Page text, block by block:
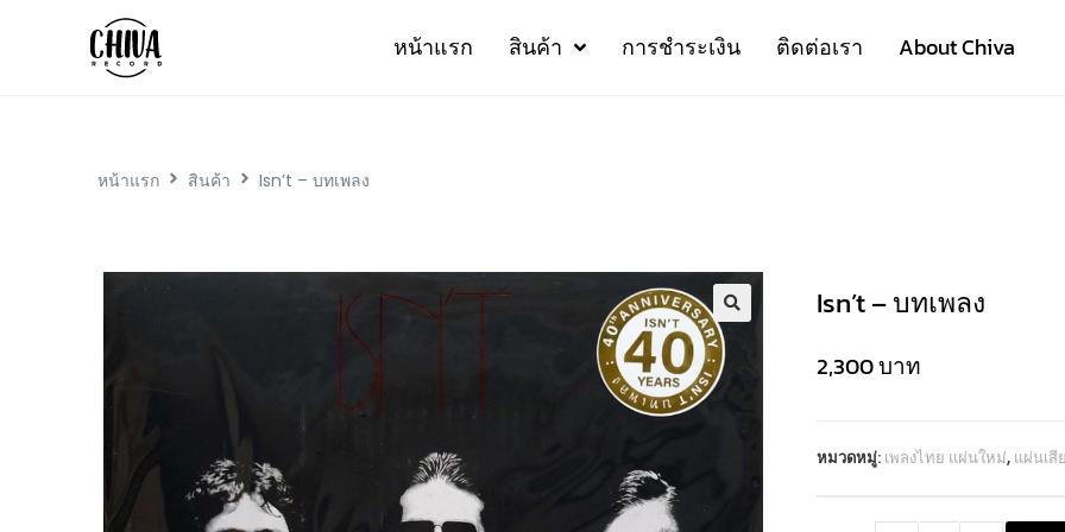
หน้าแรก สินค้า การชำระเงิน ติดต่อเรา About Chiva
หน้าแรก สินค้า Isn’t – บทเพลง
Isn’t – บทเพลง
2,300บาท
หมวดหมู่: เพลงไทย แผ่นใหม่, แผ่นเสี